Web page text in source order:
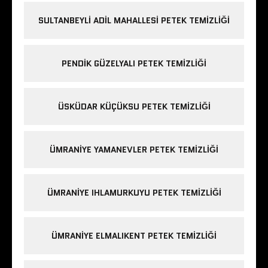
SULTANBEYLI ADIL MAHALLESI PETEK TEMIZLIĞI
PENDIK GÜZELYALI PETEK TEMIZLIĞI
ÜSKÜDAR KÜÇÜKSU PETEK TEMIZLIĞI
ÜMRANIYE YAMANEVLER PETEK TEMIZLIĞI
ÜMRANIYE IHLAMURKUYU PETEK TEMIZLIĞI
ÜMRANIYE ELMALIKENT PETEK TEMIZLIĞI